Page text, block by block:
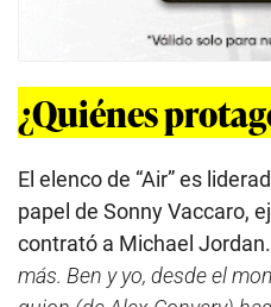
¿Quiénes
El elenco de “Air” es
papel de Sonny Vaccaro,
contrató a Michael Jordan.
más. Ben y yo, desde el